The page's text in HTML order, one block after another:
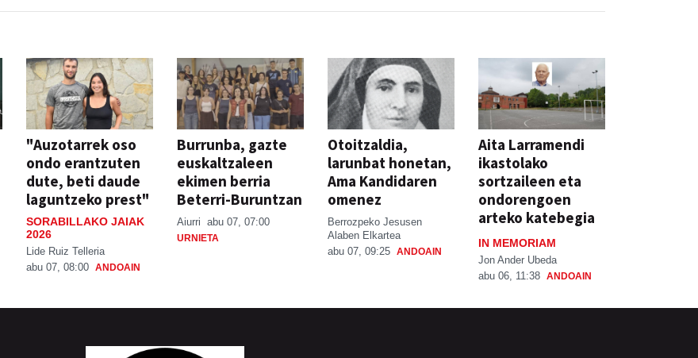
"Auzotarrek oso
ondo erantzuten
dute, beti daude
laguntzeko prest"
SORABILLAKO JAIAK
2026
Lide Ruiz Telleria
abu 07, 08:00 ANDOAIN
Burrunba, gazte
euskaltzaleen
ekimen berria
Beterri-Buruntzan
Aiurri abu 07, 07:00
URNIETA
Otoitzaldia,
larunbat honetan,
Ama Kandidaren
omenez
Berrozpeko Jesusen
Alaben Elkartea
abu 07, 09:25 ANDOAIN
Aita Larramendi
ikastolako
sortzaileen eta
ondorengoen
arteko katebegia
IN MEMORIAM
Jon Ander Ubeda
abu 06, 11:38 ANDOAIN